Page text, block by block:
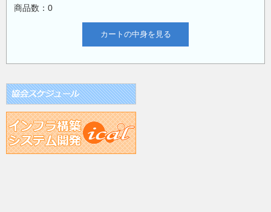
商品数：0
カートの中身を見る